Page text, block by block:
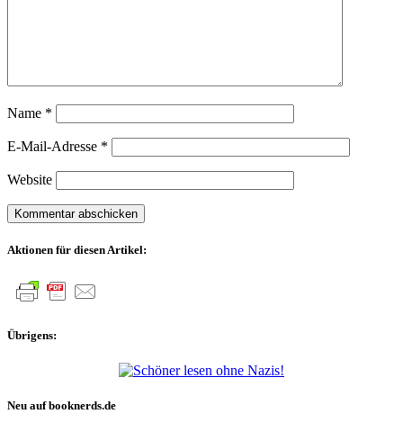
Name *
E-Mail-Adresse *
Website
Aktionen für diesen Artikel:
Übrigens:
Neu auf booknerds.de